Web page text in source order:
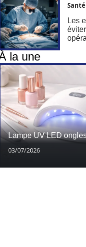
Santé
Les
la une
Lampe UV LED
03/07/2026